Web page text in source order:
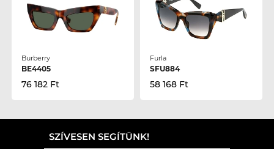
Burberry
BE4405
76 182 Ft
Furla
SFU884
58 168 Ft
SZÍVESEN SEGÍTÜNK!